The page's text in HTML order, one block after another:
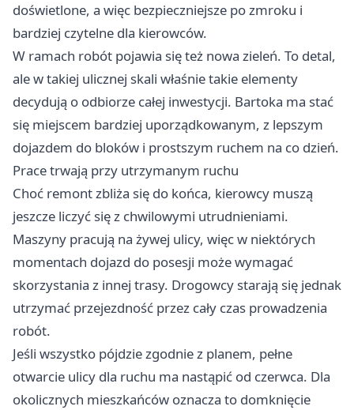
doświetlone, a więc bezpieczniejsze po zmroku i
bardziej czytelne dla kierowców.
W ramach robót pojawia się też nowa zieleń. To detal,
ale w takiej ulicznej skali właśnie takie elementy
decydują o odbiorze całej inwestycji. Bartoka ma stać
się miejscem bardziej uporządkowanym, z lepszym
dojazdem do bloków i prostszym ruchem na co dzień.
Prace trwają przy utrzymanym ruchu
Choć remont zbliża się do końca, kierowcy muszą
jeszcze liczyć się z chwilowymi utrudnieniami.
Maszyny pracują na żywej ulicy, więc w niektórych
momentach dojazd do posesji może wymagać
skorzystania z innej trasy. Drogowcy starają się jednak
utrzymać przejezdność przez cały czas prowadzenia
robót.
Jeśli wszystko pójdzie zgodnie z planem, pełne
otwarcie ulicy dla ruchu ma nastąpić od czerwca. Dla
okolicznych mieszkańców oznacza to domknięcie